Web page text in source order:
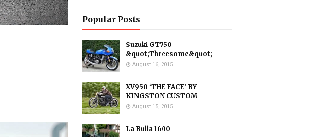
Popular Posts
Suzuki GT750
&quot;Threesome&quot;
August 16, 2015
XV950 ‘THE FACE’ BY
KINGSTON CUSTOM
August 15, 2015
La Bulla 1600